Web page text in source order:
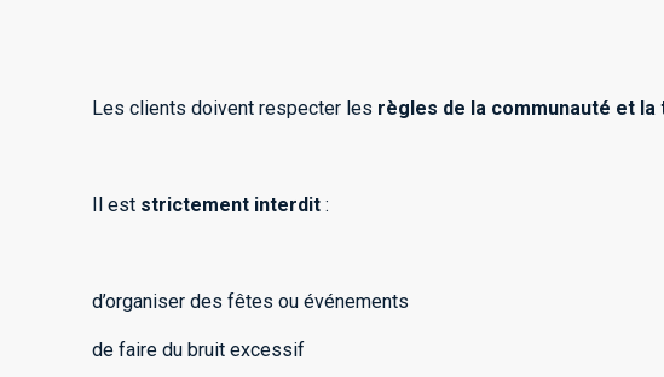
Les clients doivent respecter les règles de la communauté et
Il est strictement interdit :
d’organiser des fêtes ou événements
de faire du bruit excessif